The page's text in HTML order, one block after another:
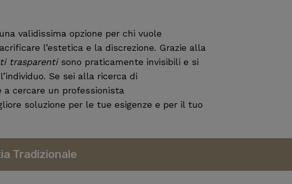
validissima opzione per chi vuole
l’estetica e la discrezione. Grazie alla
trasparentisono praticamente invisibili e si
Se sei alla ricerca di
a cercare un professionista
soluzione per le tue esigenze e per il tuo
Tradizionale